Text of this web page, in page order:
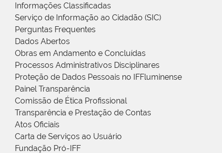
Informações Classificadas
Serviço de Informação ao Cidadão (SIC)
Perguntas Frequentes
Dados Abertos
Obras em Andamento e Concluídas
Processos Administrativos Disciplinares
Proteção de Dados Pessoais no IFFluminense
Painel Transparência
Comissão de Ética Profissional
Transparência e Prestação de Contas
Atos Oficiais
Carta de Serviços ao Usuário
Fundação Pró-IFF